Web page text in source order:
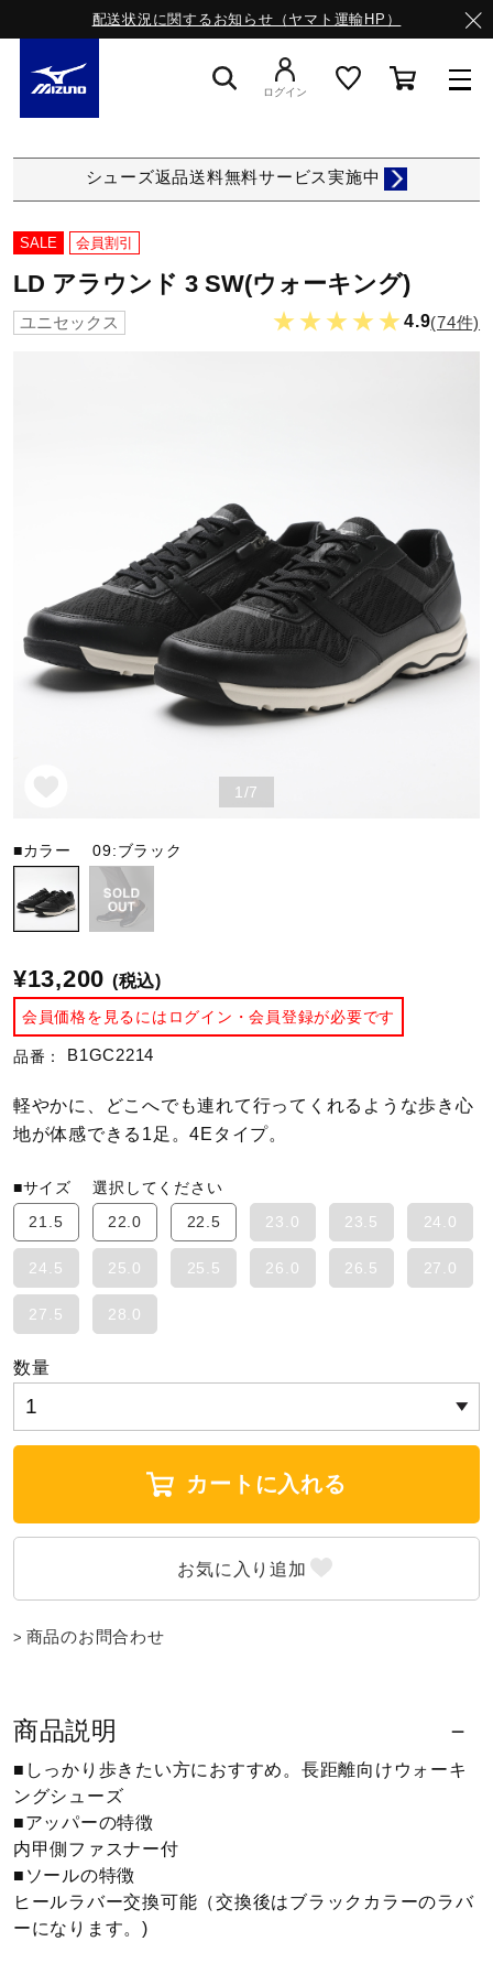
配送状況に関するお知らせ（ヤマト運輸HP）
スニーカー
ライフスタイルウエア
ランニング
テニス／ソフトテニス
陸上競技
卓球
ソフトボール
柔道
ウォーキングシューズ
ライフスタイルグッズ
寝具／ミズノスリープ
アウトドア／レイン
サポーター
ログイン
シューズ返品送料無料サービス実施中
SALE 会員割引
LD アラウンド 3 SW(ウォーキング)
ユニセックス ★★★★★4.9(74件)
1/7
■カラー09:ブラック
¥13,200 (税込)
会員価格を見るにはログイン・会員登録が必要です
品番： B1GC2214
軽やかに、どこへでも連れて行ってくれるような歩き心
地が体感できる1足。4Eタイプ。
■サイズ選択してください
21.5
22.0 22.5 23.0 23.5 24.0
24.5 25.0 25.5 26.0 26.5 27.0
27.5 28.0
数量
カートに入れる
商品のお問合わせ
商品説明
■しっかり歩きたい方におすすめ。長距離向けウォーキ
ングシューズ
■アッパーの特徴
内甲側ファスナー付
■ソールの特徴
ヒールラバー交換可能（交換後はブラックカラーのラバ
ーになります。)